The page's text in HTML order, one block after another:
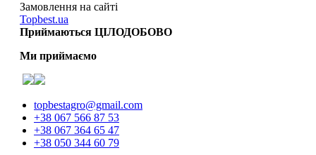
Замовлення на сайті
Topbest.ua
Приймаються ЦІЛОДОБОВО
Ми приймаємо
topbestagro@gmail.com
+38 067 566 87 53
+38 067 364 65 47
+38 050 344 60 79